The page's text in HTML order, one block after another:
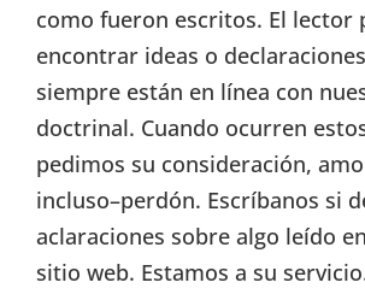
como fueron escritos. El lector
encontrar ideas o
siempre están en línea con
doctrinal. Cuando ocurren
pedimos su consideración,
incluso–perdón. Escríbanos si
aclaraciones sobre algo leído
sitio web. Estamos a su